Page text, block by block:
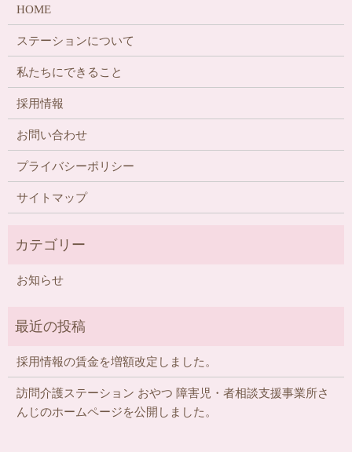
HOME
ステーションについて
私たちにできること
採用情報
お問い合わせ
プライバシーポリシー
サイトマップ
お知らせ
採用情報の賃金を増額改定しました。
訪問介護ステーション おやつ 障害児・者相談支援事業所さ
んじのホームページを公開しました。